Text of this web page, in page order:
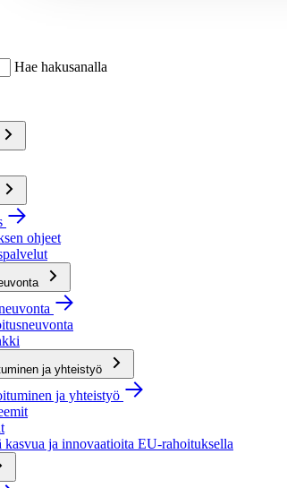
Hae hakusanalla
ohjeet
ja yhteistyö
ja yhteistyö
ja innovaatioita EU-rahoituksella